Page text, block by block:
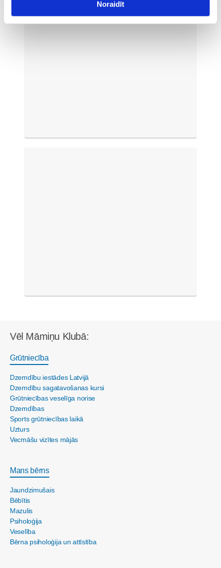
Noraidīt
Vēl Māmiņu Klubā:
Grūtniecība
Dzemdību iestādes Latvijā
Dzemdību sagatavošanas kursi
Grūtniecības veselīga norise
Dzemdības
Sports grūtniecības laikā
Uzturs
Vecmāšu vizītes mājās
Mans bērns
Jaundzimušais
Bēbītis
Mazulis
Psiholoģija
Veselība
Bērna psiholoģija un attīstība